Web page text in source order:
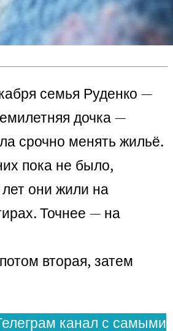
семья Руденко —
дочка —
срочно менять жильё.
пока не было,
они жили на
Точнее — на
вторая, затем
канал с самыми